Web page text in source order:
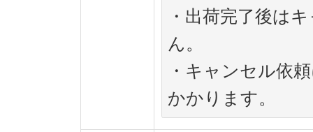
・出荷完了後は
ん。
・キャンセル依
かかります。